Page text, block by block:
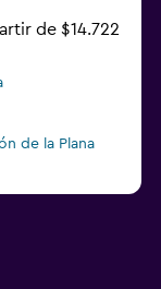
de $14.722
de la Plana